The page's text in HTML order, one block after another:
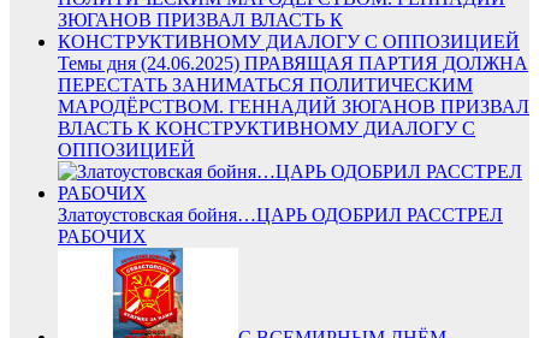
Темы дня (24.06.2025) ПРАВЯЩАЯ ПАРТИЯ ДОЛЖНА
ПЕРЕСТАТЬ ЗАНИМАТЬСЯ ПОЛИТИЧЕСКИМ
МАРОДЁРСТВОМ. ГЕННАДИЙ ЗЮГАНОВ ПРИЗВАЛ
ВЛАСТЬ К КОНСТРУКТИВНОМУ ДИАЛОГУ С
ОППОЗИЦИЕЙ
Златоустовская бойня…ЦАРЬ ОДОБРИЛ РАССТРЕЛ
РАБОЧИХ